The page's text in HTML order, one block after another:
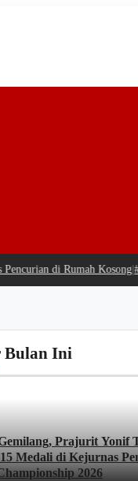
di Rumah Kosong|#3 -
Bulan Ini
Prajurit Yonif
Medali di Kejurnas
2026